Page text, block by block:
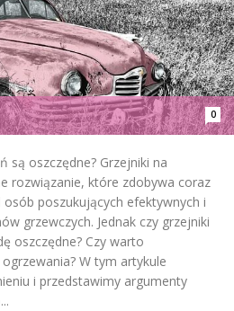
0
są oszczędne? Grzejniki na
rozwiązanie, które zdobywa coraz
poszukujących efektywnych i
grzewczych. Jednak czy grzejniki
oszczędne? Czy warto
W tym artykule
i przedstawimy argumenty